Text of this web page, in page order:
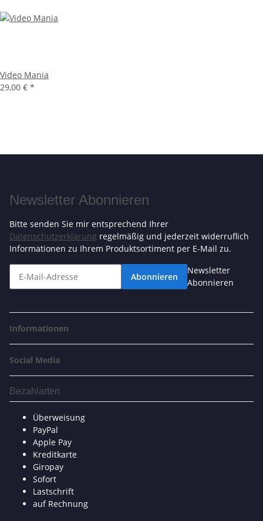
Video Mania
29,00 € *
Newsletter Abonnieren
Bitte senden Sie mir entsprechend Ihrer
Datenschutzerklärung regelmäßig und jederzeit widerruflich
Informationen zu Ihrem Produktsortiment per E-Mail zu.
Abonnieren
Newsletter
Abonnieren
Informationen
Social Media
Bezahlarten
Überweisung
PayPal
Apple Pay
Kreditkarte
Giropay
Sofort
Lastschrift
auf Rechnung